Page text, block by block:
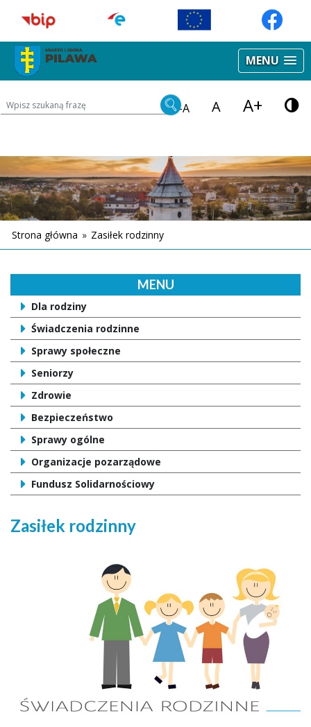
MENU
Wyszukiwarka treści na stronie -A A A+
Strona główna » Zasiłek rodzinny
MENU
Dla rodziny
Świadczenia rodzinne
Sprawy społeczne
Seniorzy
Zdrowie
Bezpieczeństwo
Sprawy ogólne
Organizacje pozarządowe
Fundusz Solidarnościowy
Zasiłek rodzinny